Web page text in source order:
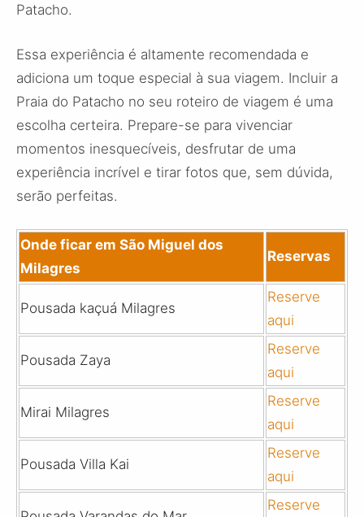
Patacho.
Essa experiência é altamente recomendada e
adiciona um toque especial à sua viagem. Incluir a
Praia do Patacho no seu roteiro de viagem é uma
escolha certeira. Prepare-se para vivenciar
momentos inesquecíveis, desfrutar de uma
experiência incrível e tirar fotos que, sem dúvida,
serão perfeitas.
Onde ficar em São Miguel dos
Milagres
Reservas
Pousada kaçuá Milagres
Reserve
aqui
Pousada Zaya
Reserve
aqui
Mirai Milagres
Reserve
aqui
Pousada Villa Kai
Reserve
aqui
Reserve